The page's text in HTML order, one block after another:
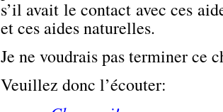
s’il avait le contact avec ces
et ces aides naturelles.
Je ne voudrais pas terminer ce
Veuillez donc l’écouter: